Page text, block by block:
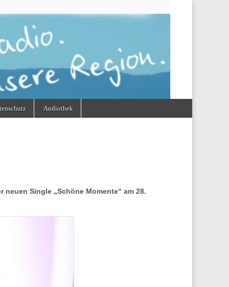
Audiothek
neuen Single „Schöne Momente“ am 28.